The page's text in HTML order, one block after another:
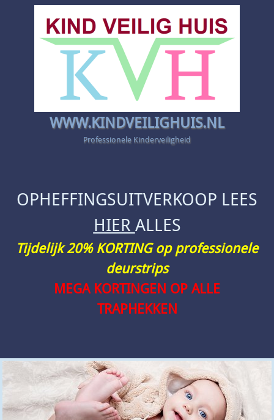
WWW.KINDVEILIGHUIS.NL
Professionele Kinderveiligheid
OPHEFFINGSUITVERKOOP LEES
HIER ALLES
Tijdelijk 20% KORTING op professionele
deurstrips
MEGA KORTINGEN OP ALLE
TRAPHEKKEN